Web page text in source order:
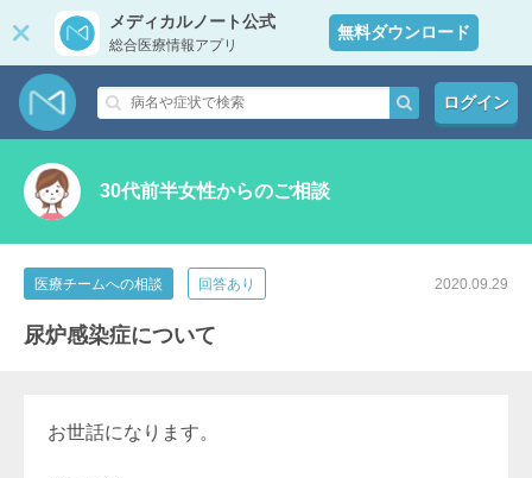
メディカルノート公式
総合医療情報アプリ
無料ダウンロード
ログイン
30代前半女性からのご相談
医療チームへの相談 回答あり 2020.09.29
尿炉感染症について
お世話になります。